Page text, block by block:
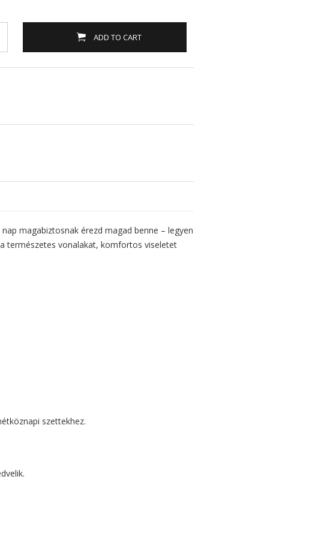
ADD TO CART
magabiztosnak érezd magad benne – legyen
természetes vonalakat, komfortos viseletet
szettekhez.